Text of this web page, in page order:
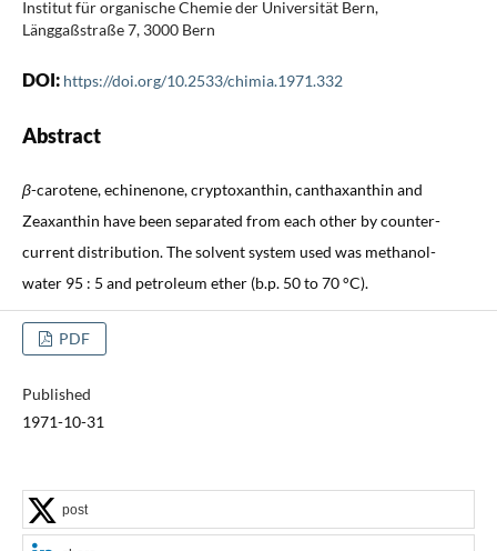
Institut für organische Chemie der Universität Bern,
Länggaßstraße 7, 3000 Bern
DOI: https://doi.org/10.2533/chimia.1971.332
Abstract
β-carotene, echinenone, cryptoxanthin, canthaxanthin and
Zeaxanthin have been separated from each other by counter-
current distribution. The solvent system used was methanol-
water 95 : 5 and petroleum ether (b.p. 50 to 70 °C).
PDF
Published
1971-10-31
post